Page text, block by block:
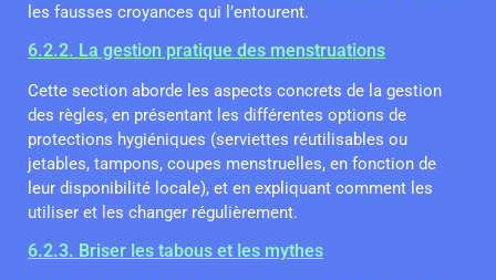
les fausses croyances qui l’entourent.
6.2.2. La gestion pratique des menstruations
Cette section aborde les aspects concrets de la gestion
des règles, en présentant les différentes options de
protections hygiéniques (serviettes réutilisables ou
jetables, tampons, coupes menstruelles, en fonction de
leur disponibilité locale), et en expliquant comment les
utiliser et les changer régulièrement.
6.2.3. Briser les tabous et les mythes